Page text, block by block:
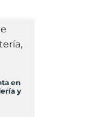
en
y